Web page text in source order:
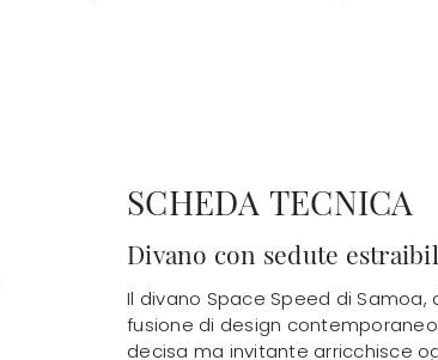
SCHEDA TECNICA
Divano con sedute
Il divano Space Speed di Samoa,
fusione di design
decisa ma invitante arricchisce